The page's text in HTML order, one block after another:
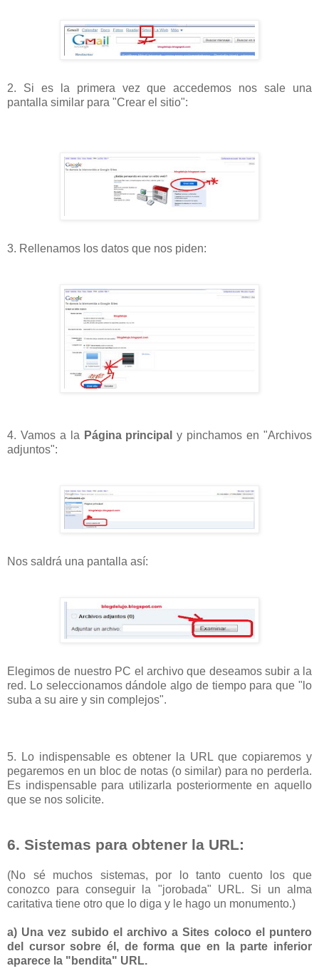
2. Si es la primera vez que accedemos nos sale una
pantalla similar para "Crear el sitio":
3. Rellenamos los datos que nos piden:
4. Vamos a la Página principal y pinchamos en "Archivos
adjuntos":
Nos saldrá una pantalla así:
Elegimos de nuestro PC el archivo que deseamos subir a la
red. Lo seleccionamos dándole algo de tiempo para que "lo
suba a su aire y sin complejos".
5. Lo indispensable es obtener la URL que copiaremos y
pegaremos en un bloc de notas (o similar) para no perderla.
Es indispensable para utilizarla posteriormente en aquello
que se nos solicite.
6. Sistemas para obtener la URL:
(No sé muchos sistemas, por lo tanto cuento los que
conozco para conseguir la "jorobada" URL. Si un alma
caritativa tiene otro que lo diga y le hago un monumento.)
a) Una vez subido el archivo a Sites coloco el puntero
del cursor sobre él, de forma que en la parte inferior
aparece la "bendita" URL.